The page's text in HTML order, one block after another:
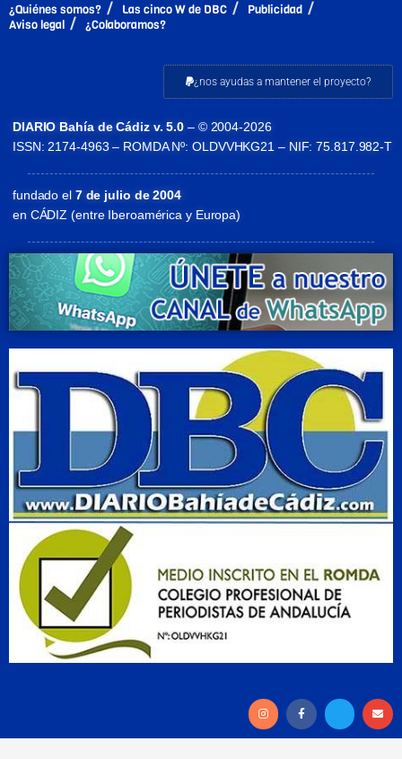
¿Quiénes somos? Las cinco W de DBC
Publicidad
Aviso legal
¿Colaboramos?
¿nos ayudas a mantener el proyecto?
DIARIO Bahía de Cádiz v. 5.0 – © 2004-2026
ISSN: 2174-4963 – ROMDA Nº: OLDVVHKG21 – NIF: 75.817.982-T
fundado el7 de julio de 2004
en CÁDIZ (entre Iberoamérica y Europa)